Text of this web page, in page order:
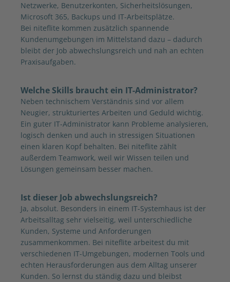
Netzwerke, Benutzerkonten, Sicherheitslösungen,
Microsoft 365, Backups und IT-Arbeitsplätze.
Bei niteflite kommen zusätzlich spannende
Kundenumgebungen im Mittelstand dazu – dadurch
bleibt der Job abwechslungsreich und nah an echten
Praxisaufgaben.
Welche Skills braucht ein IT-Administrator?
Neben technischem Verständnis sind vor allem
Neugier, strukturiertes Arbeiten und Geduld wichtig.
Ein guter IT-Administrator kann Probleme analysieren,
logisch denken und auch in stressigen Situationen
einen klaren Kopf behalten. Bei niteflite zählt
außerdem Teamwork, weil wir Wissen teilen und
Lösungen gemeinsam besser machen.
Ist dieser Job abwechslungsreich?
Ja, absolut. Besonders in einem IT-Systemhaus ist der
Arbeitsalltag sehr vielseitig, weil unterschiedliche
Kunden, Systeme und Anforderungen
zusammenkommen. Bei niteflite arbeitest du mit
verschiedenen IT-Umgebungen, modernen Tools und
echten Herausforderungen aus dem Alltag unserer
Kunden. So lernst du ständig dazu und bleibst